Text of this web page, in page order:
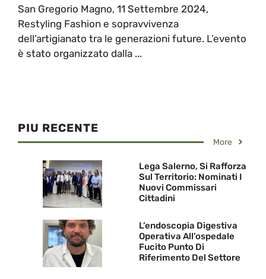
San Gregorio Magno, 11 Settembre 2024,
Restyling Fashion e sopravvivenza
dell’artigianato tra le generazioni future. L’evento
è stato organizzato dalla ...
PIU RECENTE
More
Lega Salerno, Si Rafforza
Sul Territorio: Nominati I
Nuovi Commissari
Cittadini
L’endoscopia Digestiva
Operativa All’ospedale
Fucito Punto Di
Riferimento Del Settore